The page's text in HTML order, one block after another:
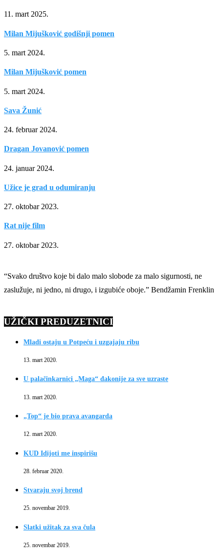
11. mart 2025.
Milan Mijušković godišnji pomen
5. mart 2024.
Milan Mijušković pomen
5. mart 2024.
Sava Žunić
24. februar 2024.
Dragan Jovanović pomen
24. januar 2024.
Užice je grad u odumiranju
27. oktobar 2023.
Rat nije film
27. oktobar 2023.
“Svako društvo koje bi dalo malo slobode za malo sigurnosti, ne
zaslužuje, ni jedno, ni drugo, i izgubiće oboje.” Bendžamin Frenklin
UŽIČKI PREDUZETNICI
Mladi ostaju u Potpeću i uzgajaju ribu
13. mart 2020.
U palačinkarnici „Maga“ đakonije za sve uzraste
13. mart 2020.
„Top“ je bio prava avangarda
12. mart 2020.
KUD Idijoti me inspirišu
28. februar 2020.
Stvaraju svoj brend
25. novembar 2019.
Slatki užitak za sva čula
25. novembar 2019.